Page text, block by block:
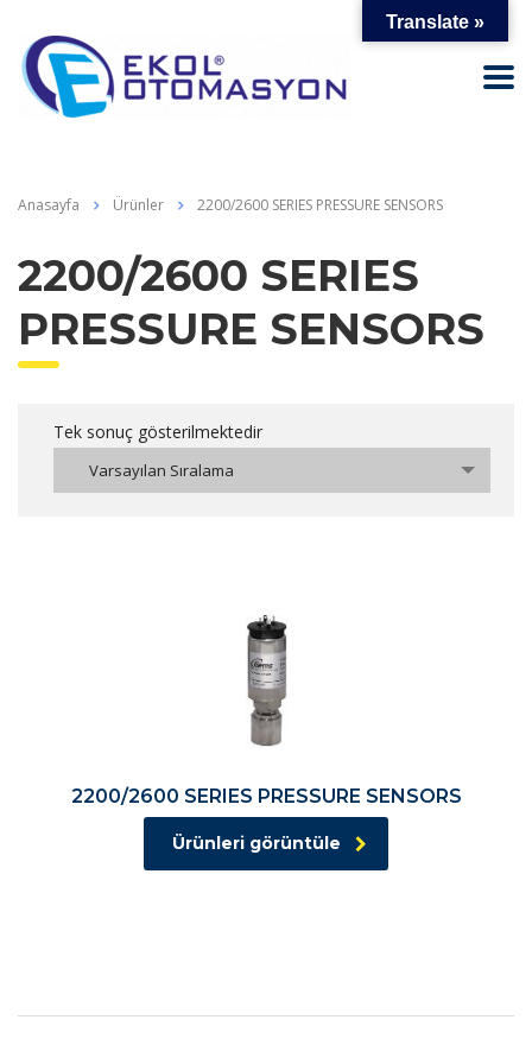
Anasayfa Ürünler 2200/2600 SERIES PRESSURE SENSORS
2200/2600 SERIES
PRESSURE SENSORS
Tek sonuç gösterilmektedir
Varsayılan Sıralama
2200/2600 SERIES PRESSURE SENSORS
Ürünleri görüntüle
Translate »